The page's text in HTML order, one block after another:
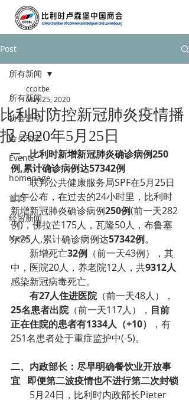
Post
所有新闻
协会活动
会员动态
Events
homepage
首页
经贸新闻
News
所有新闻
比利时防控新冠肺炎疫情播
报 2020年5月25日
ccpitbe
May 25, 2020
一、比利时新增新冠肺炎确诊病例250
例,累计确诊病例达57342例
        联邦公共健康服务局SPF在5月25日
上午公布，在过去的24小时里，比利时
新增新冠肺炎确诊病例250例(前一天282
例)，佛拉芒175人，瓦隆50人，布鲁塞
尔25人,累计确诊病例达57342例。
        新增死亡
32例 （前一天43例），其
中，医院20人，养老院12人，共9312人
感染新冠病毒死亡。
        有27人住进医院
（前一天48人），
25名患者出院（前一天117人）， 目前
正在住院的患者有1334人（+10）
，有
251名患者处于重症监护中(-5)。
二、内政部长：尽早明确餐饮业开放事
宜   即便第二波疫情也不进行第二次封锁